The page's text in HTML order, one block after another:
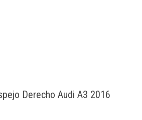
Derecho Audi A3 2016